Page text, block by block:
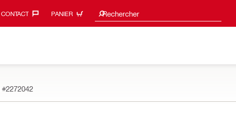
CONTACT‎ PANIER Rechercher
Search suggestions
#2272042